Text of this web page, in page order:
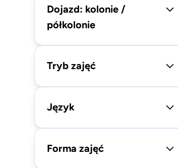
Dojazd: kolonie /
półkolonie
Tryb zajęć
Język
Forma zajęć